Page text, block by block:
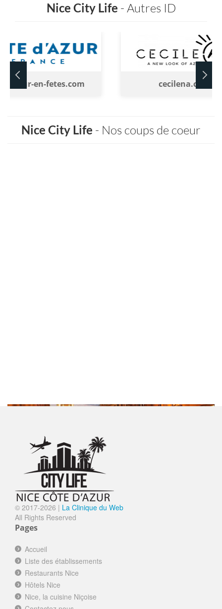
Nice City Life - Autres ID
en-fetes.com cecilena.com
Nice City Life - Nos coups de coeur
SORTIR
LA PETITE MAISON
Nice le Vieux Nice
LA MERENDA
Nice le Vieux Nice
Nice le Vieux Nice
WESTMINSTER HÔTEL&SPA NICE
****
Nice la Promenade des Anglais
LA RÉSERVE DE NICE
© 2017-2026 | La Clinique du Web
All Rights Reserved
Pages
Accueil
Liste des établissements
Restaurants Nice
Hôtels Nice
Nice, la cuisine Niçoise